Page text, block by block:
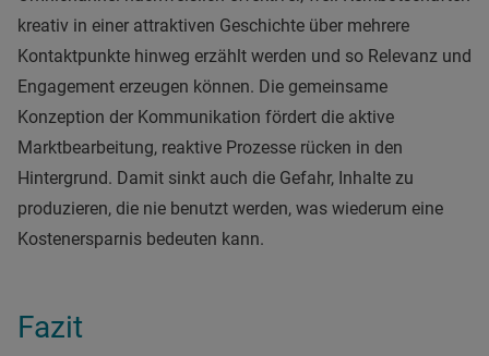
kreativ in einer attraktiven Geschichte über mehrere
Kontaktpunkte hinweg erzählt werden und so Relevanz und
Engagement erzeugen können. Die gemeinsame
Konzeption der Kommunikation fördert die aktive
Marktbearbeitung, reaktive Prozesse rücken in den
Hintergrund. Damit sinkt auch die Gefahr, Inhalte zu
produzieren, die nie benutzt werden, was wiederum eine
Kostenersparnis bedeuten kann.
Fazit